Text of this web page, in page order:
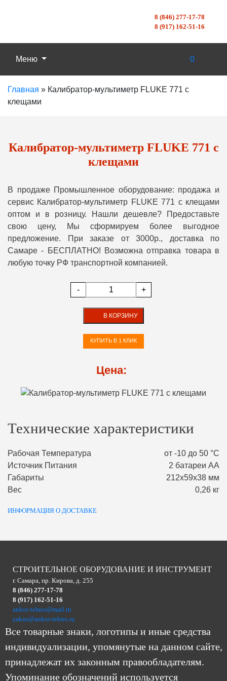
8 (846) 277-17-78
8 (917) 162-51-16
Меню 0
Главная » Калибратор-мультиметр FLUKE 771 с
клещами
Калибратор-мультиметр FLUKE 771 с
клещами
В продаже Промышленное оборудование: продажа и
сервис Калибратор-мультиметр FLUKE 771 с клещами
оптом и в розницу. Нашли дешевле? Предоставьте
свою цену, Мы сформируем более выгодное
предложение. При заказе от 3000р., доставка по
Самаре - БЕСПЛАТНО! Возможна отправка товара в
любую точку РФ транспортной компанией.
- +
В КОРЗИНУ
КУПИТЬ В 1 КЛИК
Цена:
Технические характеристики
Рабочая Температура
от -10 до 50 °С
Источник Питания
2 батареи АА
Габариты
212х59х38 мм
Вес
0,26 кг
ИНФОРМАЦИЯ О ДОСТАВКЕ
СТРОИТЕЛЬНОЕ ОБОРУДОВАНИЕ И ИНСТРУМЕНТ
г. Самара, пр. Кирова, д. 255
8 (846) 277-17-78
8 (917) 162-51-16
ankor-tehno@mail.ru
zakaz@ankor-tehno.ru
Все товарные знаки, логотипы и иные средства
индивидуализации, упомянутые на данном сайте,
принадлежат их законным правообладателям.
Упоминание обозначений используется